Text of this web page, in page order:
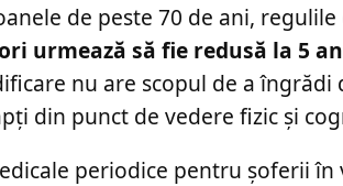
de peste 70 de ani,
urmează să fie redusă la 5
nu are scopul de a
din punct de vedere fizic și
periodice pentru șoferii